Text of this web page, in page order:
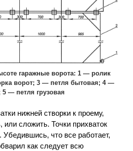
гаражные ворота: 1 — ролик
ворот; 3 — петля бытовая; 4 —
5 — петля грузовая
нижней створки к проему,
или сложить. Точки прихваток
Убедившись, что все работает,
как следует всю